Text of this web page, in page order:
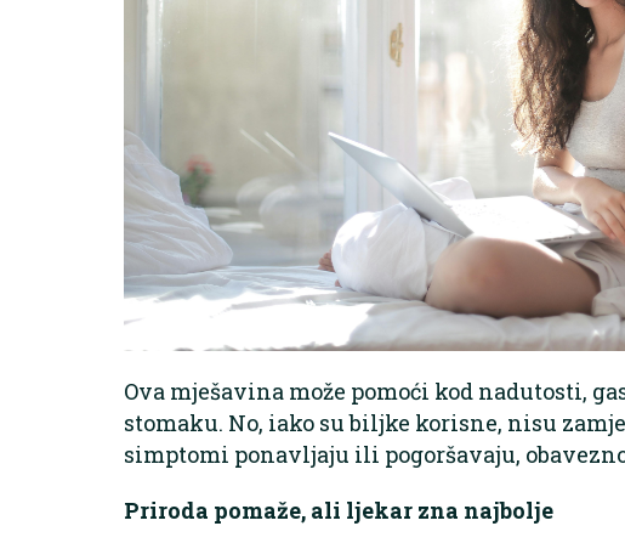
Ova mješavina može pomoći kod nadutosti,
stomaku. No, iako su biljke korisne, nisu
simptomi ponavljaju ili pogoršavaju,
Priroda pomaže, ali ljekar zna najbolje